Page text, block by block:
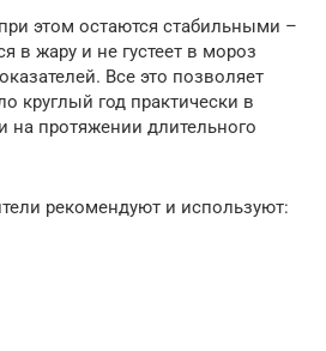
этом остаются стабильными –
в жару и не густеет в мороз
Все это позволяет
круглый год практически в
на протяжении длительного
рекомендуют и используют: